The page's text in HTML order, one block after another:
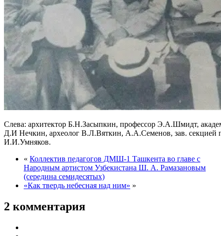
Слева: архитектор Б.Н.Засыпкин, профессор Э.А.Шмидт,
Д.И Нечкин, археолог В.Л.Вяткин, А.А.Семенов, зав. секцией
И.И.Умняков.
« Коллектив педагогов ДМШ-1 Ташкента во главе с
Народным артистом Узбекистана Ш. А. Рамазановым
(середина семидесятых)
«Как твердь небесная над ним» »
2 комментария